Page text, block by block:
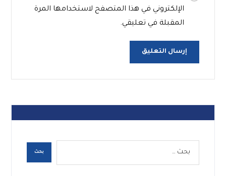
الإلكتروني في هذا المتصفح لاستخدامها المرة
المقبلة في تعليقي.